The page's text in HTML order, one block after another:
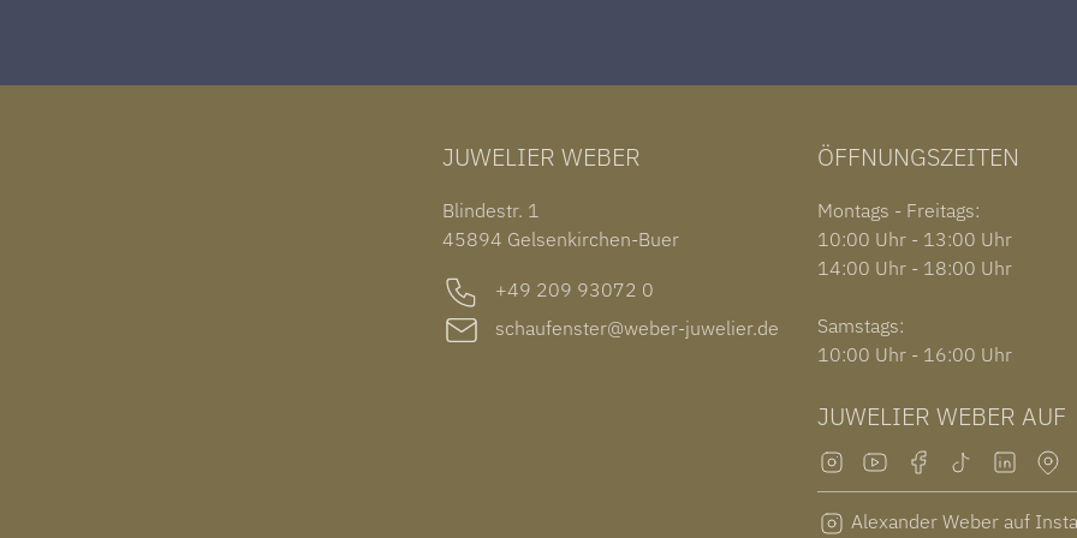
JUWELIER WEBER
Blindestr. 1
45894 Gelsenkirchen-Buer
+49 209 93072 0
schaufenster@weber-juwelier.de
ÖFFNUNGSZEITEN
Montags - Freitags:
10:00 Uhr - 13:00 Uhr
14:00 Uhr - 18:00 Uhr
Samstags:
10:00 Uhr - 16:00 Uhr
JUWELIER WEBER AUF
Alexander Weber auf